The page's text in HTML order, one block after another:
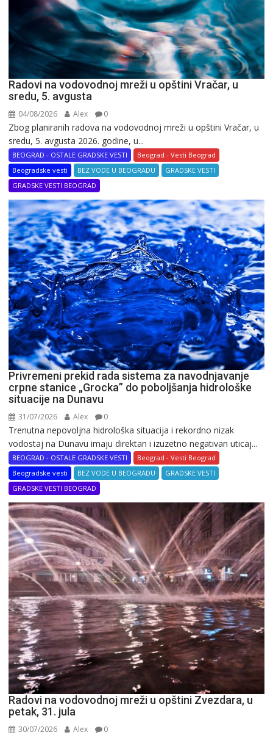
Radovi na vodovodnoj mreži u opštini Vračar, u
sredu, 5. avgusta
04/08/2026 Alex 0
Zbog planiranih radova na vodovodnoj mreži u opštini Vračar, u
sredu, 5. avgusta 2026. godine, u...
BEOGRAD - OSTALE GRADSKE VESTI
Beograd - Vesti Beograd
Beogradske vesti
BEZ VODE U BEOGRADU
GRADSKE VESTI
GRADSKE VESTI BEOGRAD
Privremeni prekid rada sistema za navodnjavanje
crpne stanice „Grocka” do poboljšanja hidrološke
situacije na Dunavu
31/07/2026 Alex 0
Trenutna nepovoljna hidrološka situacija i rekordno nizak
vodostaj na Dunavu imaju direktan i izuzetno negativan uticaj...
BEOGRAD - OSTALE GRADSKE VESTI
Beograd - Vesti Beograd
Beogradske vesti
BEZ VODE U BEOGRADU
GRADSKE VESTI
GRADSKE VESTI BEOGRAD
Radovi na vodovodnoj mreži u opštini Zvezdara, u
petak, 31. jula
30/07/2026 Alex 0